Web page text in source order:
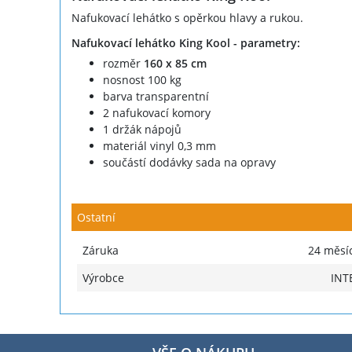
Nafukovací lehátko s opěrkou hlavy a rukou.
Nafukovací lehátko King Kool - parametry:
rozměr 160 x 85 cm
nosnost 100 kg
barva transparentní
2 nafukovací komory
1 držák nápojů
materiál vinyl 0,3 mm
součástí dodávky sada na opravy
Ostatní
Záruka
24
Výrobce